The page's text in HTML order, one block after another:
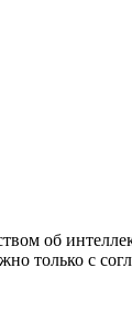
об
только с